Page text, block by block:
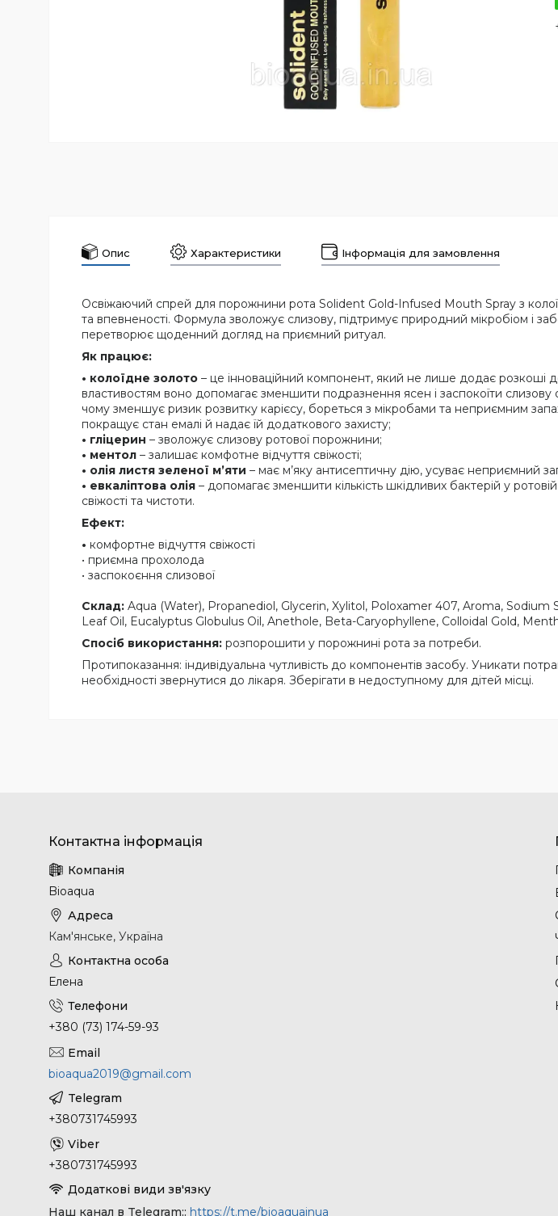
Опис Характеристики Інформація для замовлення
Освіжаючий спрей для порожнини рота Solident Gold-Infused Mouth Spray з
та впевненості. Формула зволожує слизову, підтримує природний мікробіом і
перетворює щоденний догляд на приємний ритуал.
Як працює:
• колоїдне золото – це інноваційний компонент, який не лише додає розкоші
властивостям воно допомагає зменшити подразнення ясен і заспокоїти
чому зменшує ризик розвитку карієсу, бореться з мікробами та неприємним
покращує стан емалі й надає їй додаткового захисту;
• гліцерин – зволожує слизову ротової порожнини;
• ментол – залишає комфотне відчуття свіжості;
• олія листя зеленої м’яти – має м’яку антисептичну дію, усуває неприємний
• евкаліптова олія – допомагає зменшити кількість шкідливих бактерій у
свіжості та чистоти.
Ефект:
• комфортне відчуття свіжості
• приємна прохолода
• заспокоєння слизової
Склад: Aqua (Water), Propanediol, Glycerin, Xylitol, Poloxamer 407, Aroma,
Leaf Oil, Eucalyptus Globulus Oil, Anethole, Beta-Caryophyllene, Colloidal Gold,
Спосіб використання: розпорошити у порожнині рота за потреби.
Протипоказання: індивідуальна чутливість до компонентів засобу. Уникати
необхідності звернутися до лікаря. Зберігати в недоступному для дітей місці.
Bioaqua
Кам'янське, Україна
Елена
+380 (73) 174-59-93
bioaqua2019@gmail.com
+380731745993
+380731745993
Наш канал в Telegram: https://t.me/bioaquainua